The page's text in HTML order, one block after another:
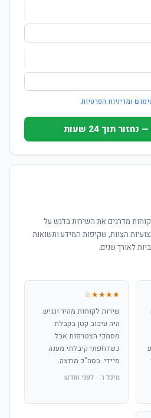
ומדיניות הפרטיות
תוך 24 שעות
מדרגים את השירות בדגש על
הצוות, שקיפות המידע ותשואות
לאורך שנים.
★★★★☆
שירות לקוחות מהיר ונגיש.
היה עיכוב קטן בקבלת
מסמכי הצטרפות אבל
כשדחפתי קיבלתי מענה
מיידי. בסה"כ מרוצה.
מיכל ר. · לפני חודש